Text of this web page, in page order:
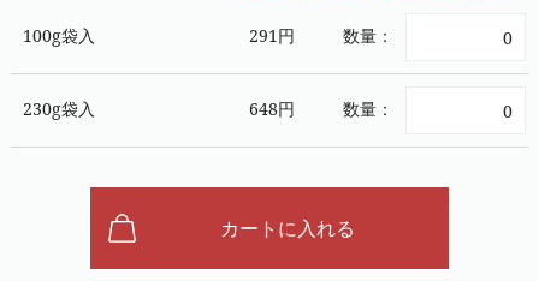
100g袋入 291円 数量：
230g袋入 648円 数量：
カートに入れる